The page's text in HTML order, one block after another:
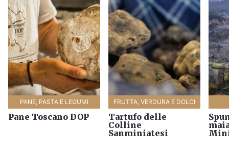
Pane Toscano DOP
PANE, PASTA E LEGUMI
Tartufo delle
Colline
Sanminiatesi
FRUTTA, VERDURA E DOLCI